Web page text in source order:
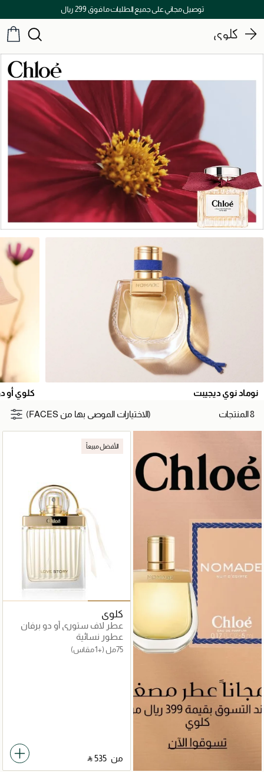
توصيل مجاني على جميع الطلبات ما فوق 299 ريال
كلوي
نوي ديجيبت كلوي أو دو
(الاختيارات الموصى بها من FACES)
الأفضل مبيعاً
كلوي
عطر لاف ستوري أو دو برفان
عطور نسائية
(+1 مقاس)
من ‎ ⃁ ⁦535⁩ ‎